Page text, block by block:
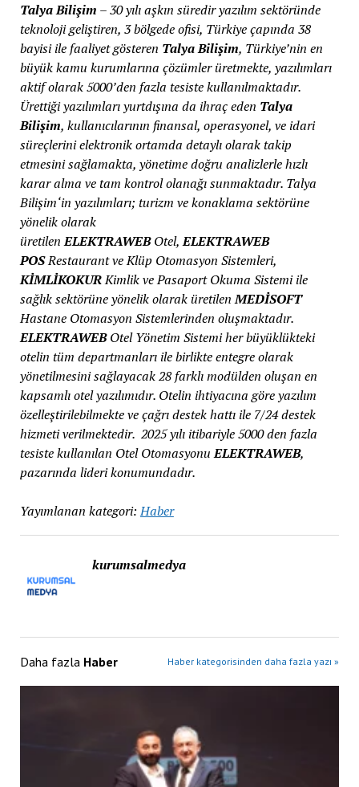
Talya Bilişim – 30 yılı aşkın süredir yazılım sektöründe
teknoloji geliştiren, 3 bölgede ofisi, Türkiye çapında 38
bayisi ile faaliyet gösteren Talya Bilişim, Türkiye’nin en
büyük kamu kurumlarına çözümler üretmekte, yazılımları
aktif olarak 5000’den fazla tesiste kullanılmaktadır.
Ürettiği yazılımları yurtdışına da ihraç eden Talya
Bilişim, kullanıcılarının finansal, operasyonel, ve idari
süreçlerini elektronik ortamda detaylı olarak takip
etmesini sağlamakta, yönetime doğru analizlerle hızlı
karar alma ve tam kontrol olanağı sunmaktadır. Talya
Bilişim‘in yazılımları; turizm ve konaklama sektörüne
yönelik olarak
üretilenELEKTRAWEBOtel,ELEKTRAWEB
POSRestaurant ve Klüp Otomasyon Sistemleri,
KİMLİKOKURKimlik ve Pasaport Okuma Sistemi ile
sağlık sektörüne yönelik olarak üretilenMEDİSOFT
Hastane Otomasyon Sistemlerinden oluşmaktadır.
ELEKTRAWEBOtel Yönetim Sistemi her büyüklükteki
otelin tüm departmanları ile birlikte entegre olarak
yönetilmesini sağlayacak 28 farklı modülden oluşan en
kapsamlı otel yazılımıdır. Otelin ihtiyacına göre yazılım
özelleştirilebilmekte ve çağrı destek hattı ile 7/24 destek
hizmeti verilmektedir. 2025 yılı itibariyle 5000 den fazla
tesiste kullanılan Otel OtomasyonuELEKTRAWEB,
pazarında lideri konumundadır.
Yayımlanan kategori: Haber
kurumsalmedya
Daha fazla Haber Haber kategorisinden daha fazla yazı »